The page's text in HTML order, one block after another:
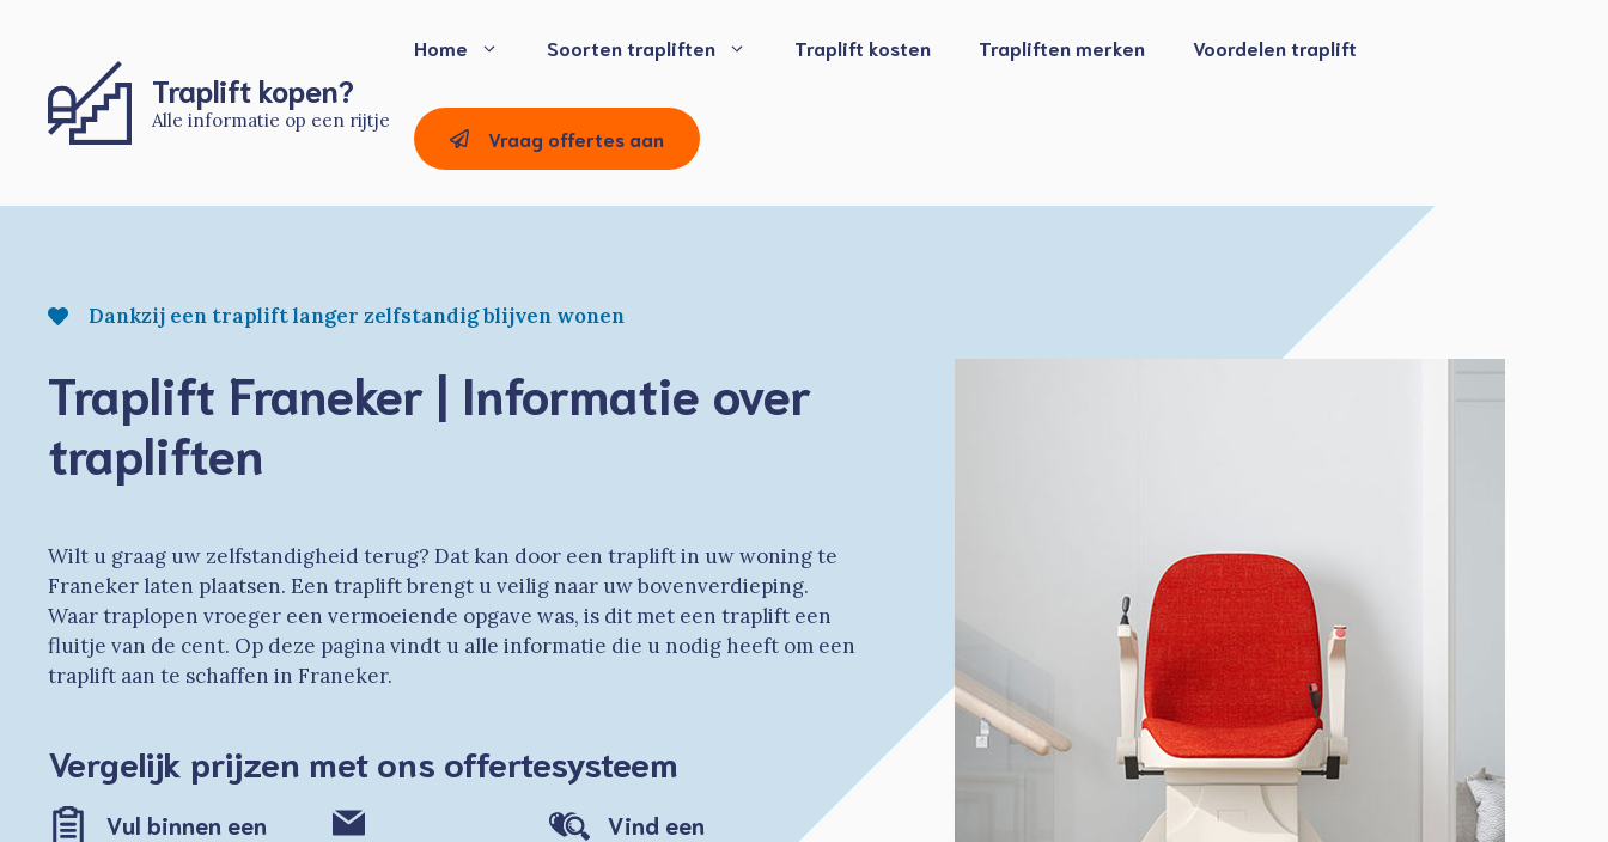
inhoud
Traplift kopen?
Alle informatie op een rijtje
Home Soorten trapliften Traplift kosten Trapliften merken Voordelen traplift
Vraag offertes aan
Dankzij een traplift langer zelfstandig blijven wonen
Traplift Franeker | Informatie over
trapliften
Wilt u graag uw zelfstandigheid terug? Dat kan door een traplift in uw woning te
Franeker laten plaatsen. Een traplift brengt u veilig naar uw bovenverdieping.
Waar traplopen vroeger een vermoeiende opgave was, is dit met een traplift een
fluitje van de cent. Op deze pagina vindt u alle informatie die u nodig heeft om een
traplift aan te schaffen in Franeker.
Vergelijk prijzen met ons offertesysteem
Vul binnen een
Vind een